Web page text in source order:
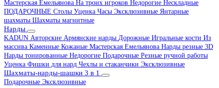
Мастерская Емельянова На троих игроков Недорогие Нескладные
ПОДАРОЧНЫЕ Столы Уценка Часы Эксклюзивные Янтарные
шахматы Шахматы магнитные
Нарды
KADUN Авторские Армянские нарды Дорожные Игральные кости Из
массива Каменные Кожаные Мастерская Емельянова Нарды резные 3D
Нарды тонированные Недорогие Подарочные Резные ручной работы
Уценка Фишки для нард Чехлы и стаканчики Эксклюзивные
Шахматы-нарды-шашки 3 в 1
Подарочные Эксклюзивные